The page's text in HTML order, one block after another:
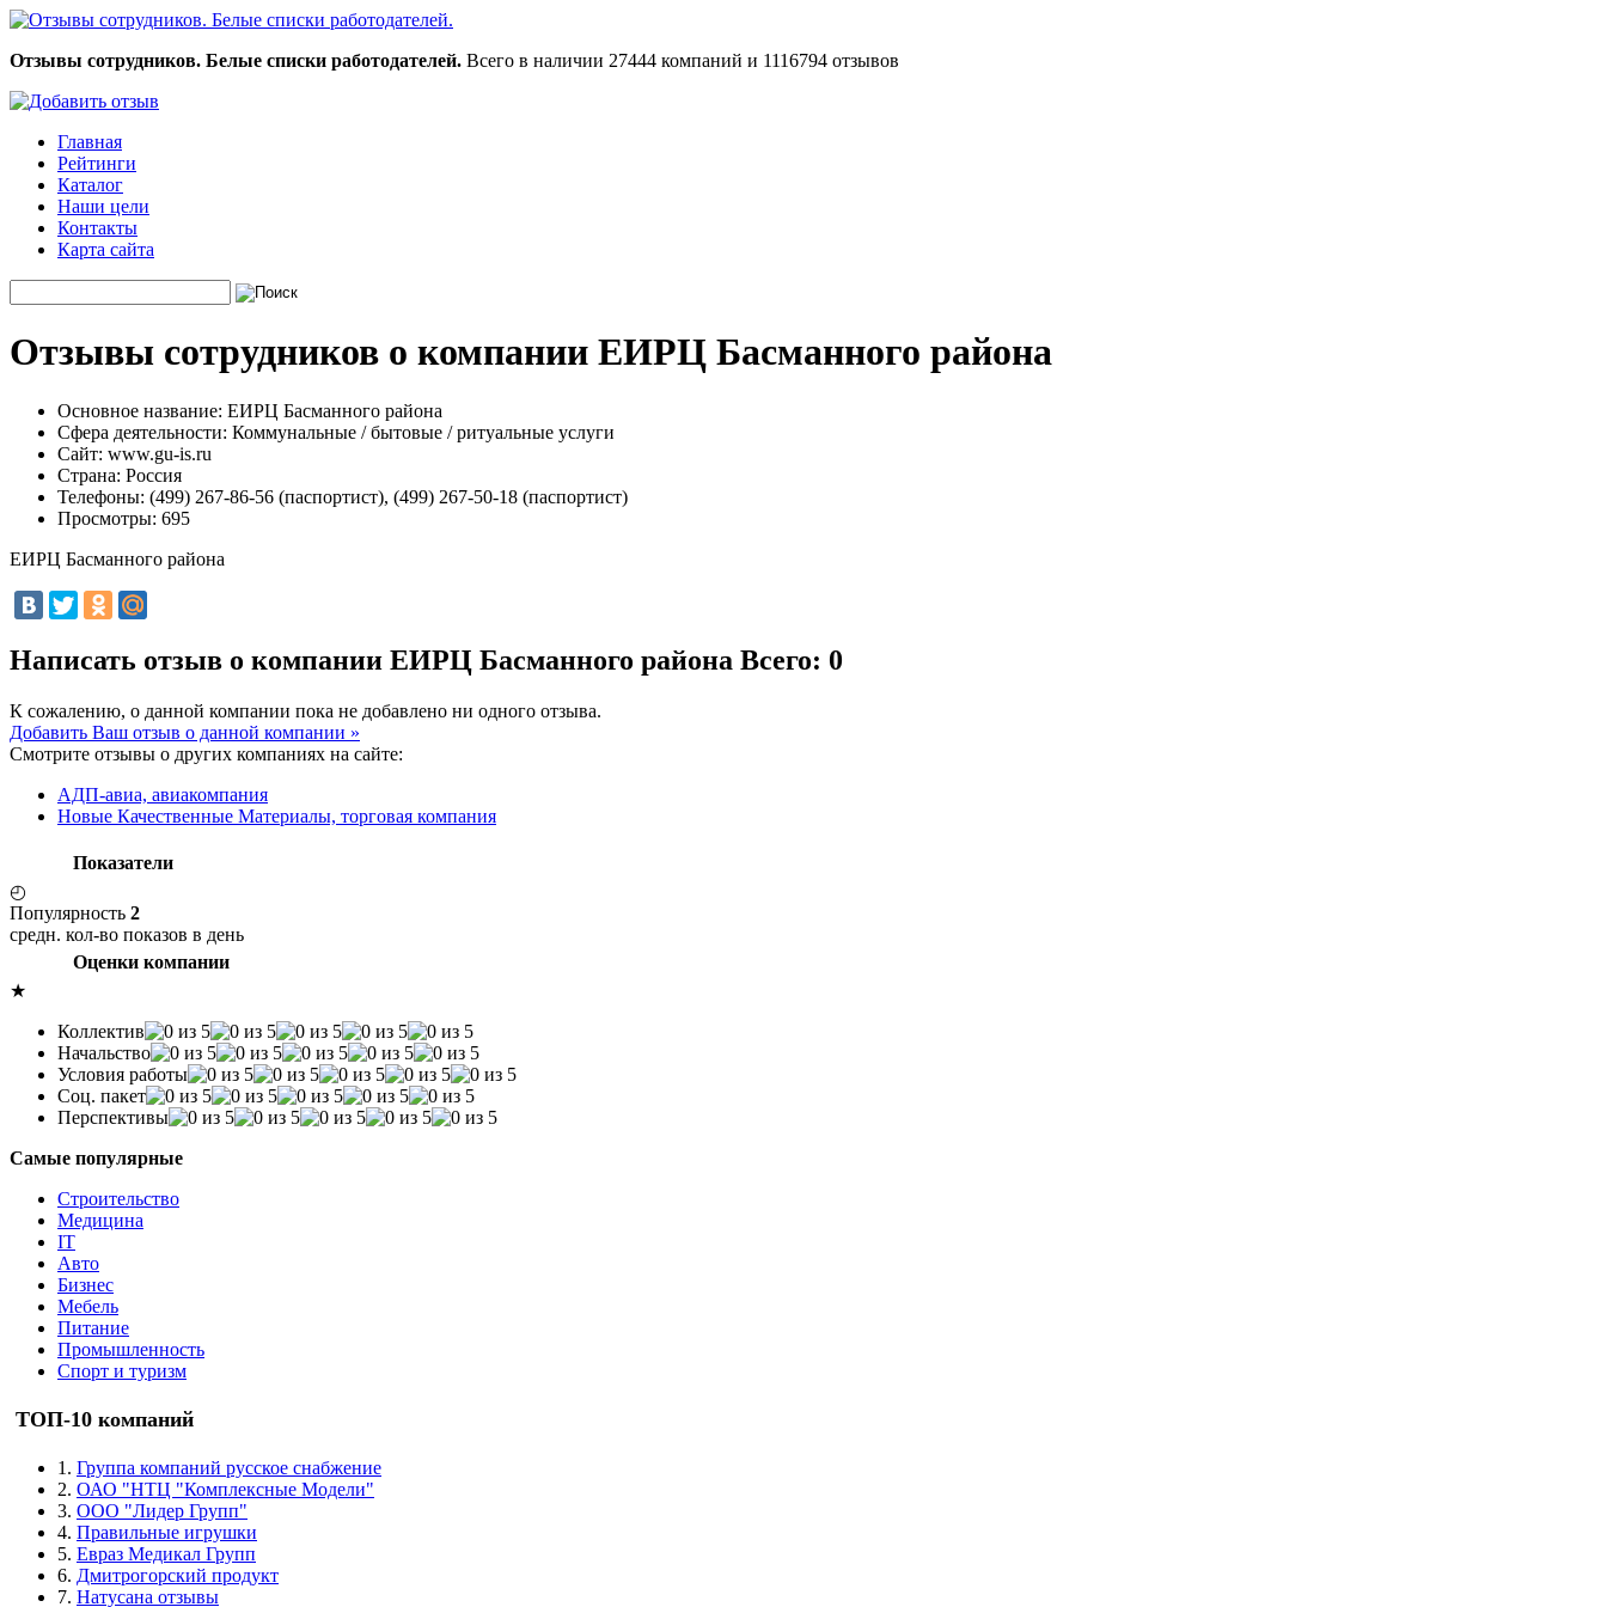
Отзывы сотрудников. Белые списки работодателей. Всего в наличии 27444 компаний и 1116794 отзывов
Главная
Рейтинги
Каталог
Наши цели
Контакты
Карта сайта
Отзывы сотрудников о компании ЕИРЦ Басманного района
Основное название: ЕИРЦ Басманного района
Сфера деятельности: Коммунальные / бытовые / ритуальные услуги
Сайт: www.gu-is.ru
Страна: Россия
Телефоны: (499) 267-86-56 (паспортист), (499) 267-50-18 (паспортист)
Просмотры: 695
ЕИРЦ Басманного района
Написать отзыв о компании ЕИРЦ Басманного района Всего: 0
К сожалению, о данной компании пока не добавлено ни одного отзыва.
Добавить Ваш отзыв о данной компании »
Смотрите отзывы о других компаниях на сайте:
АДП-авиа, авиакомпания
Новые Качественные Материалы, торговая компания
Показатели
◴
Популярность 2
средн. кол-во показов в день
Оценки компании
★
Коллектив
Начальство
Условия работы
Соц. пакет
Перспективы
Самые популярные
Строительство
Медицина
IT
Авто
Бизнес
Мебель
Питание
Промышленность
Спорт и туризм
ТОП-10 компаний
1. Группа компаний русское снабжение
2. ОАО "НТЦ "Комплексные Модели"
3. ООО "Лидер Групп"
4. Правильные игрушки
5. Евраз Медикал Групп
6. Дмитрогорский продукт
7. Натусана отзывы